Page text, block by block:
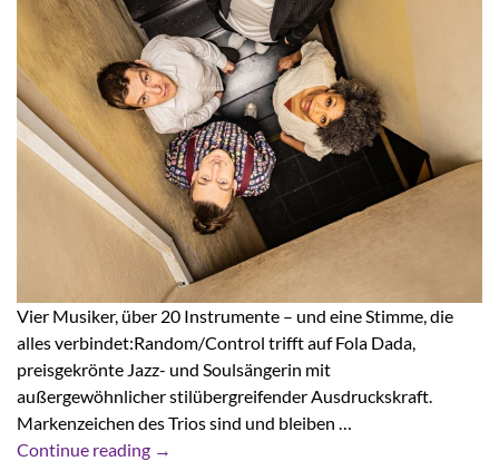
Vier Musiker, über 20 Instrumente – und eine Stimme, die
alles verbindet:Random/Control trifft auf Fola Dada,
preisgekrönte Jazz- und Soulsängerin mit
außergewöhnlicher stilübergreifender Ausdruckskraft.
Markenzeichen des Trios sind und bleiben …
Continue reading →